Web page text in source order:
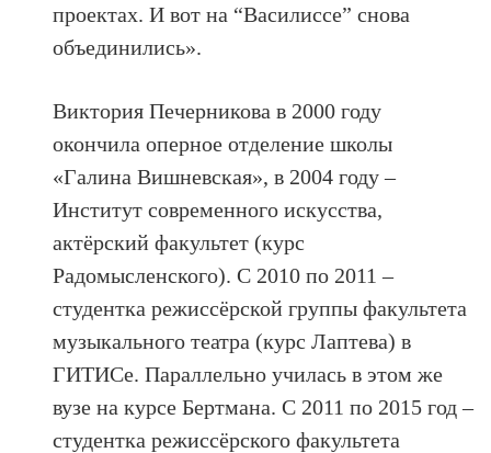
проектах. И вот на “Василиссе” снова
объединились».
Виктория Печерникова в 2000 году
окончила оперное отделение школы
«Галина Вишневская», в 2004 году –
Институт современного искусства,
актёрский факультет (курс
Радомысленского). С 2010 по 2011 –
студентка режиссёрской группы факультета
музыкального театра (курс Лаптева) в
ГИТИСе. Параллельно училась в этом же
вузе на курсе Бертмана. С 2011 по 2015 год –
студентка режиссёрского факультета